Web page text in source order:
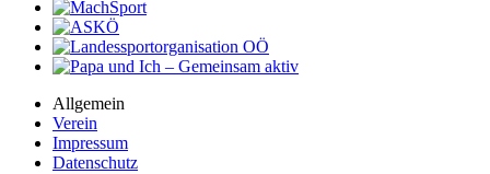
Allgemein
Verein
Impressum
Datenschutz